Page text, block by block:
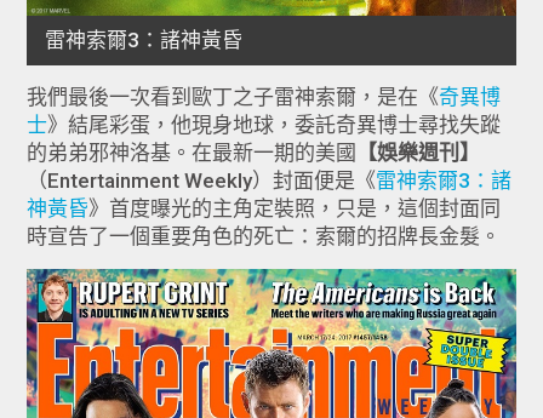
我們最後一次看到歐丁之子雷神索爾，是在《奇異博
士》結尾彩蛋，他現身地球，委託奇異博士尋找失蹤
的弟弟邪神洛基。在最新一期的美國
【娛樂週刊】
（Entertainment Weekly）封面便是《雷神索爾3：諸
神黃昏》首度曝光的主角定裝照，只是，這個封面同
時宣告了一個重要角色的死亡：索爾的招牌長金髮。